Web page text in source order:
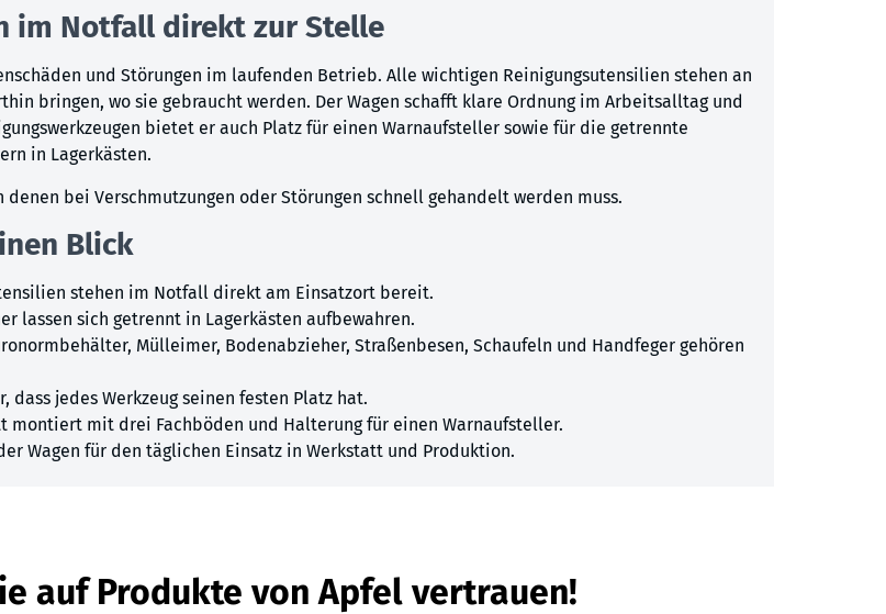
im Notfall direkt zur Stelle
und Störungen im laufenden Betrieb. Alle wichtigen Reinigungsutensilien stehen an
bringen, wo sie gebraucht werden. Der Wagen schafft klare Ordnung im Arbeitsalltag und
bietet er auch Platz für einen Warnaufsteller sowie für die getrennte
in Lagerkästen.
bei Verschmutzungen oder Störungen schnell gehandelt werden muss.
Blick
stehen im Notfall direkt am Einsatzort bereit.
lassen sich getrennt in Lagerkästen aufbewahren.
Mülleimer, Bodenabzieher, Straßenbesen, Schaufeln und Handfeger gehören
dass jedes Werkzeug seinen festen Platz hat.
montiert mit drei Fachböden und Halterung für einen Warnaufsteller.
Wagen für den täglichen Einsatz in Werkstatt und Produktion.
auf Produkte von Apfel vertrauen!